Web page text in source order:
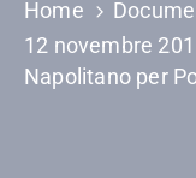
Home
12 novembre
Napolitano per